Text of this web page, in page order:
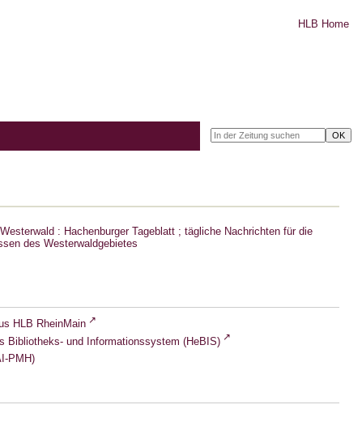
HLB Home
: Hachenburger Tageblatt ; tägliche Nachrichten für die
des Westerwaldgebietes
HLB RheinMain
Bibliotheks- und Informationssystem (HeBIS)
PMH)